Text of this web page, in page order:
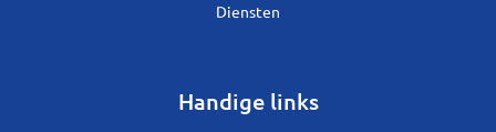
Diensten
Handige links